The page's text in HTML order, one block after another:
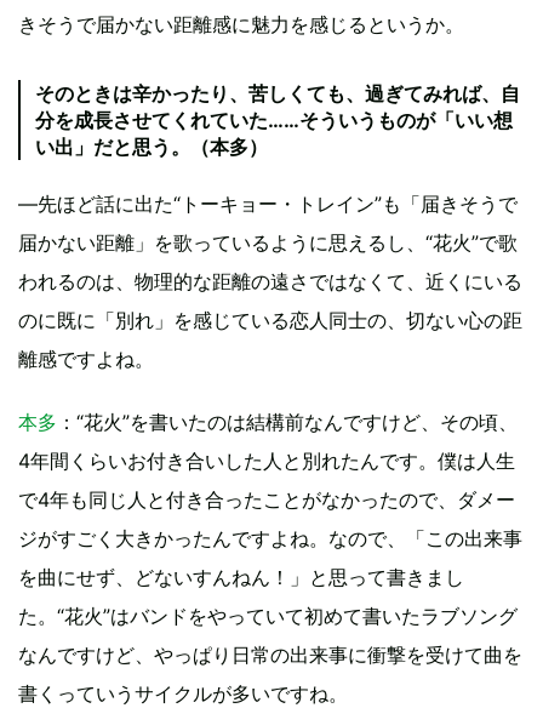
きそうで届かない距離感に魅力を感じるというか。
そのときは辛かったり、苦しくても、過ぎてみれば、自
分を成長させてくれていた……そういうものが「いい想
い出」だと思う。（本多）
—先ほど話に出た“トーキョー・トレイン”も「届きそうで
届かない距離」を歌っているように思えるし、“花火”で歌
われるのは、物理的な距離の遠さではなくて、近くにいる
のに既に「別れ」を感じている恋人同士の、切ない心の距
離感ですよね。
本多 ：“花火”を書いたのは結構前なんですけど、その頃、
4年間くらいお付き合いした人と別れたんです。僕は人生
で4年も同じ人と付き合ったことがなかったので、ダメー
ジがすごく大きかったんですよね。なので、「この出来事
を曲にせず、どないすんねん！」と思って書きまし
た。“花火”はバンドをやっていて初めて書いたラブソング
なんですけど、やっぱり日常の出来事に衝撃を受けて曲を
書くっていうサイクルが多いですね。